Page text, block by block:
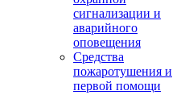
сигнализации и
аварийного
оповещения
Средства
пожаротушения и
первой помощи